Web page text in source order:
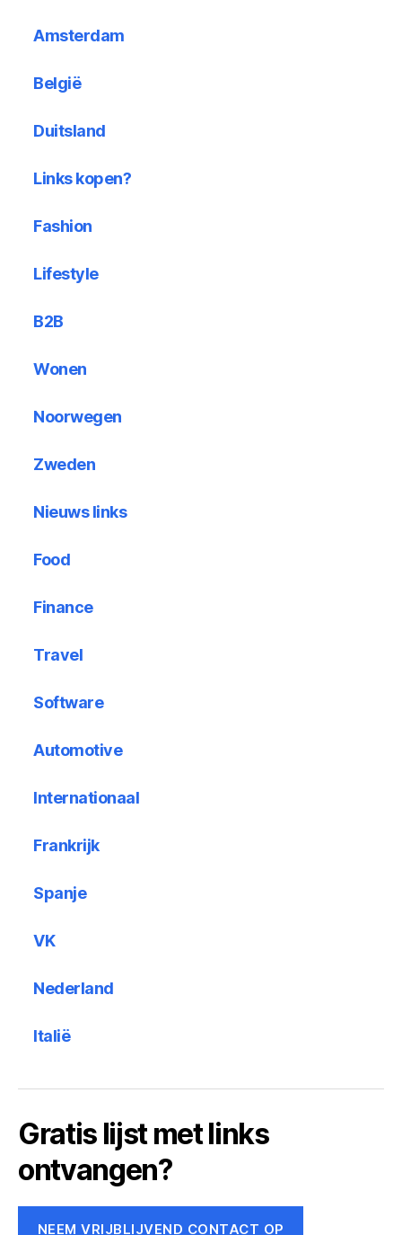
Amsterdam
België
Duitsland
Links kopen?
Fashion
Lifestyle
B2B
Wonen
Noorwegen
Zweden
Nieuws links
Food
Finance
Travel
Software
Automotive
Internationaal
Frankrijk
Spanje
VK
Nederland
Italië
Gratis lijst met links
ontvangen?
NEEM VRIJBLIJVEND CONTACT OP